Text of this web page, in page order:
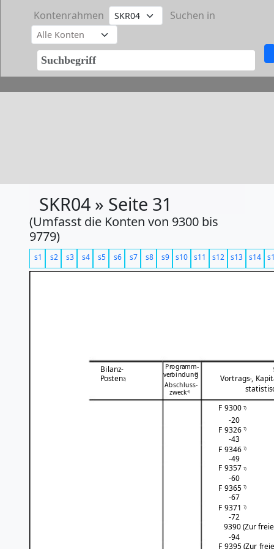
Kontenrahmen Suchen in
SKR04 » Seite 31
(Umfasst die Konten von 9300 bis
9779)
s1 s2 s3 s4 s5 s6 s7 s8 s9 s10 s11 s12 s13 s14
Programm-
Bilanz-
verbindung
4)
Posten2) Vortrags-,
Abschluss-
zweck4)
F 93007)
-20
F 93267)
-43
F 93467)
-49
F 93577)
-60
F 93657)
-67
F 93717)
-72
9390 (Zur
-94
F 9395 (Zur